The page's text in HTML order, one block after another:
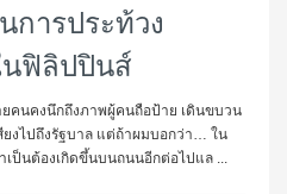
การประท้วง
นฟิลิปปินส์
ยคนคงนึกถึงภาพผู้คนถือป้าย เดินขบวน
งไปถึงรัฐบาล แต่ถ้าผมบอกว่า… ใน
ป็นต้องเกิดขึ้นบนถนนอีกต่อไปแล ...